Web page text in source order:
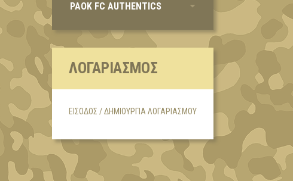
PAOK FC AUTHENTICS
ΛΟΓΑΡΙΑΣΜΌΣ
ΕΊΣΟΔΟΣ / ΔΗΜΙΟΥΡΓΊΑ ΛΟΓΑΡΙΑΣΜΟΎ